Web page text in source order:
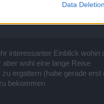
Data Deletion
interessanter Einblick wohin
wohl eine lange Reise
ergattern (habe gerade erst
bekommen